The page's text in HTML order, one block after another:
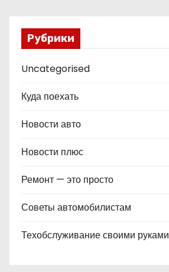
Рубрики
Uncategorised
Куда поехать
Новости авто
Новости плюс
Ремонт — это просто
Советы автомобилистам
Техобслуживание своими руками